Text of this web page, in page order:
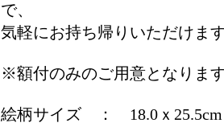
で、
気軽にお持ち帰りいただけま
※額付のみのご用意となりま
絵柄サイズ ： 18.0ｘ25.5cm